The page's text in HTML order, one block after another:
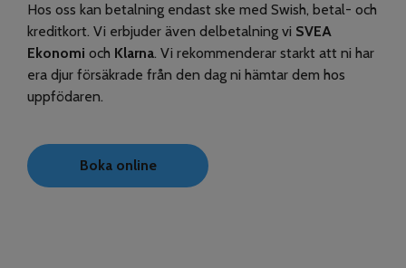
Hos oss kan betalning endast ske med Swish, betal- och
kreditkort. Vi erbjuder även delbetalning vi SVEA
Ekonomi och Klarna. Vi rekommenderar starkt att ni har
era djur försäkrade från den dag ni hämtar dem hos
uppfödaren.
Boka online